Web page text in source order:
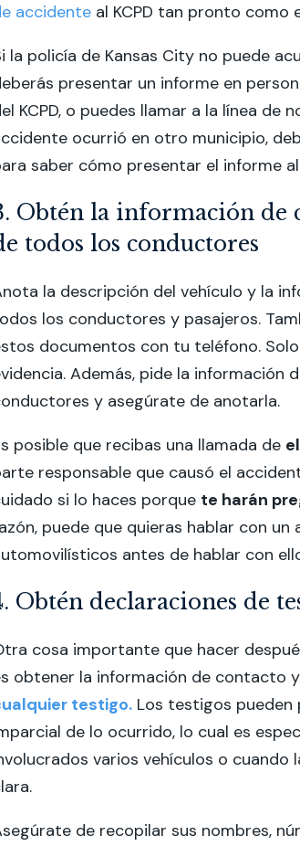
accidente al KCPD tan pronto como
la policía de Kansas City no puede
presentar un informe en
KCPD, o puedes llamar a la línea de
ocurrió en otro municipio,
saber cómo presentar el informe
Obtén la información de
todos los conductores
la descripción del vehículo y la
los conductores y pasajeros.
documentos con tu teléfono.
Además, pide la información
y asegúrate de anotarla.
posible que recibas una llamada de
responsable que causó el
si lo haces porque te harán
puede que quieras hablar con
antes de hablar con
Obtén declaraciones de
cosa importante que hacer
obtener la información de contacto y
testigo. Los testigos
de lo ocurrido, lo cual es
varios vehículos o cuando
de recopilar sus nombres,